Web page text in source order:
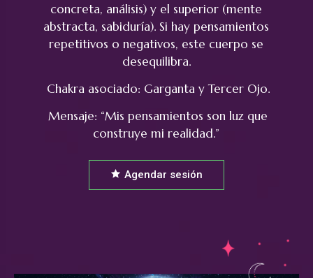
concreta, análisis) y el superior (mente
abstracta, sabiduría). Si hay pensamientos
repetitivos o negativos, este cuerpo se
desequilibra.
Chakra asociado: Garganta y Tercer Ojo.
Mensaje: “Mis pensamientos son luz que
construye mi realidad.”
Agendar sesión